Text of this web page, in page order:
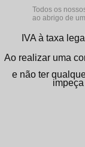
Todos os
ao abrigo de
IVA à taxa
Ao realizar uma
e não ter